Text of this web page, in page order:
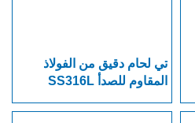
تي لحام دقيق من الفولاذ
المقاوم للصدأ SS316L
VAR